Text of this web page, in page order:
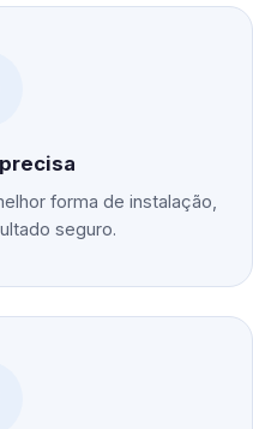
forma de instalação,
seguro.